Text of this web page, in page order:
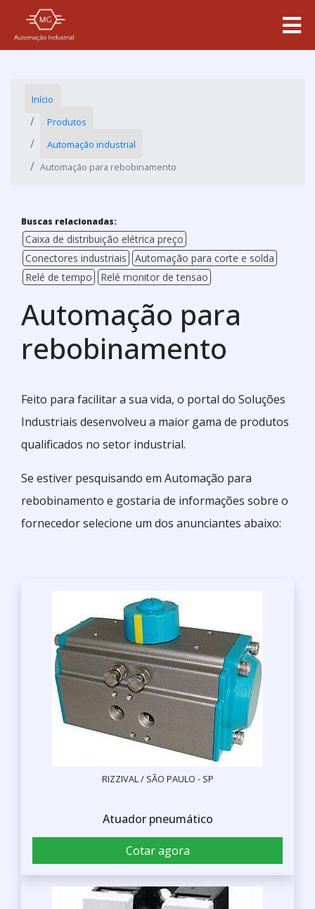
Início
Produtos
Automação industrial
Automação para rebobinamento
Buscas relacionadas:
Caixa de distribuição elétrica preço
Conectores industriais
Automação para corte e solda
Relé de tempo
Relé monitor de tensao
Automação para
rebobinamento
Feito para facilitar a sua vida, o portal do Soluções
Industriais desenvolveu a maior gama de produtos
qualificados no setor industrial.
Se estiver pesquisando em Automação para
rebobinamento e gostaria de informações sobre o
fornecedor selecione um dos anunciantes abaixo:
RIZZIVAL / SÃO PAULO - SP
Atuador pneumático
Cotar agora